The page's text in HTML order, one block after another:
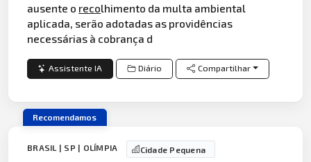
ausente o recolhimento da multa ambiental
aplicada, serão adotadas as providências
necessárias à cobrança d
Assistente IA Diário Compartilhar
Recomendamos
BRASIL | SP | OLÍMPIA Cidade Pequena